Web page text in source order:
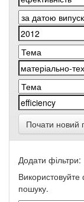
Почати новий
Додати фільтри:
Використовуйте
пошуку.